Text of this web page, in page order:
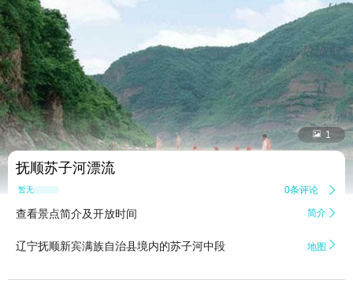
 1
抚顺苏子河漂流
暂无点评 0条评论 
查看景点简介及开放时间 简介 
辽宁抚顺新宾满族自治县境内的苏子河中段 地图 
